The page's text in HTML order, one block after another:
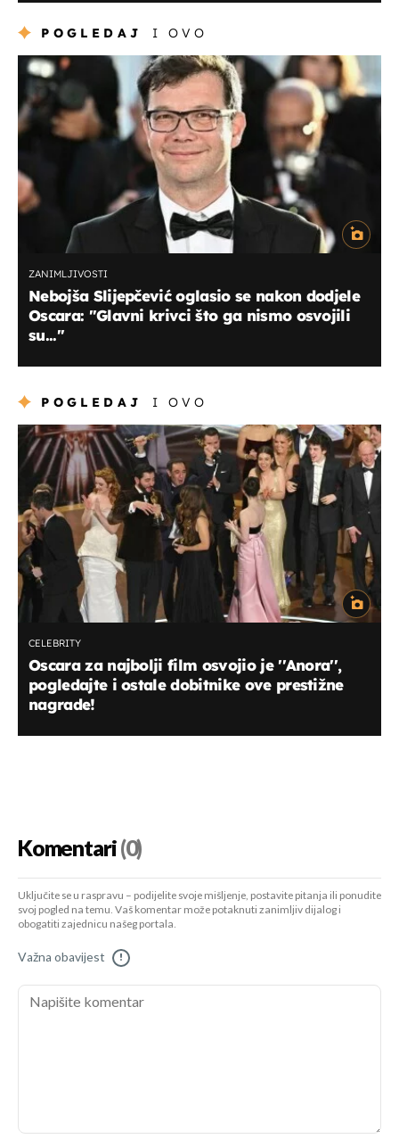
POGLEDAJ I OVO
ZANIMLJIVOSTI
Nebojša Slijepčević oglasio se nakon dodjele
Oscara: "Glavni krivci što ga nismo osvojili
su..."
POGLEDAJ I OVO
CELEBRITY
Oscara za najbolji film osvojio je ''Anora'',
pogledajte i ostale dobitnike ove prestižne
nagrade!
Komentari(0)
Uključite se u raspravu – podijelite svoje mišljenje, postavite pitanja ili ponudite
svoj pogled na temu. Vaš komentar može potaknuti zanimljiv dijalog i
obogatiti zajednicu našeg portala.
Važna obavijest !